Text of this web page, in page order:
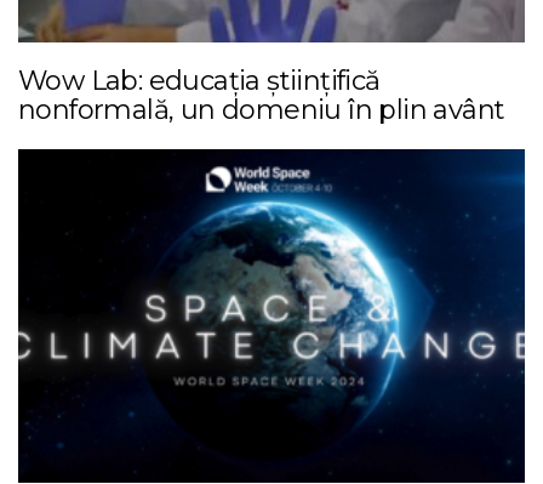
Wow Lab: educația științifică
nonformală, un domeniu în plin avânt